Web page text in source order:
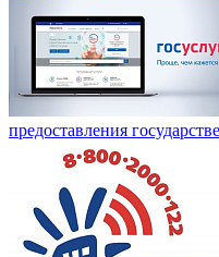
предоставления